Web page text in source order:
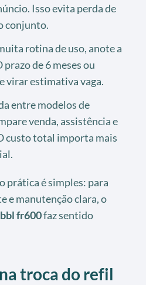
Isso evita perda de
conjunto.
rotina de uso, anote a
de 6 meses ou
virar estimativa vaga.
entre modelos de
venda, assistência e
custo total importa mais
prática é simples: para
e manutenção clara, o
fr600faz sentido
troca do refil